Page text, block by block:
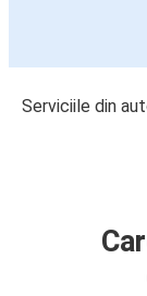
Serviciile din